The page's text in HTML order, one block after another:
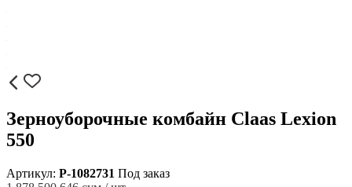
Зерноуборочные комбайн Claas Lexion
550
Артикул: P-1082731 Под заказ